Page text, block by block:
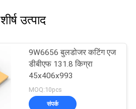
शीर्ष उत्पाद
9W6656 बुलडोजर कटिंग एज
डीबीएफ 131.8 किग्रा
45x406x993
MOQ:10pcs
संपर्क